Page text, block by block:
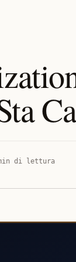
di lettura